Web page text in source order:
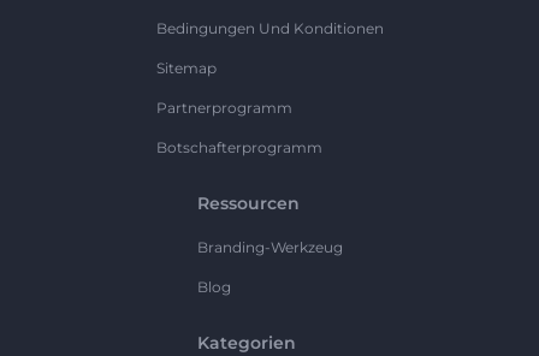
Bedingungen Und Konditionen
Sitemap
Partnerprogramm
Botschafterprogramm
Ressourcen
Branding-Werkzeug
Blog
Kategorien